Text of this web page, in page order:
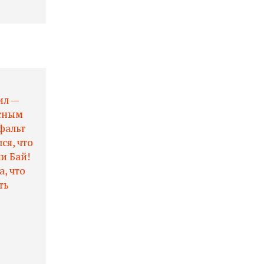
—
что
Бай!
что